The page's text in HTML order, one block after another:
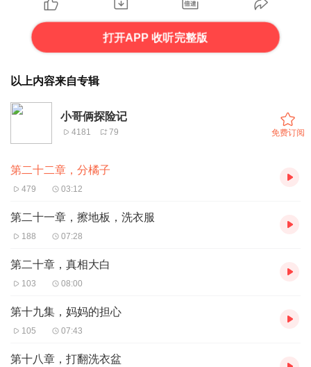
打开APP 收听完整版
以上内容来自专辑
小哥俩探险记
4181 79 免费订阅
第二十二章，分橘子
479 03:12
第二十一章，擦地板，洗衣服
188 07:28
第二十章，真相大白
103 08:00
第十九集，妈妈的担心
105 07:43
第十八章，打翻洗衣盆